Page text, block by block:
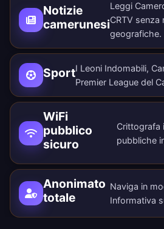
Notizie
camerunesi
Leggi
CRTV senza
geografiche.
SportI Leoni Indomabili,
Premier League del
WiFi
pubblico
sicuro
Crittografa
pubbliche
Anonimato
totale
Naviga in
Informativa